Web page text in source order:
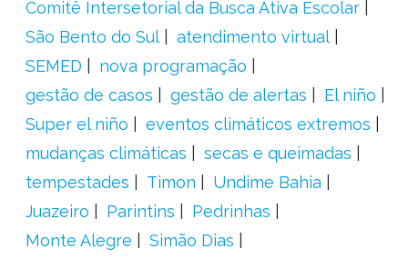
Comitê Intersetorial da Busca Ativa Escolar
São Bento do Sul
atendimento virtual
SEMED
nova programação
gestão de casos
gestão de alertas
El niño
Super el niño
eventos climáticos extremos
mudanças climáticas
secas e queimadas
tempestades
Timon
Undime Bahia
Juazeiro
Parintins
Pedrinhas
Monte Alegre
Simão Dias